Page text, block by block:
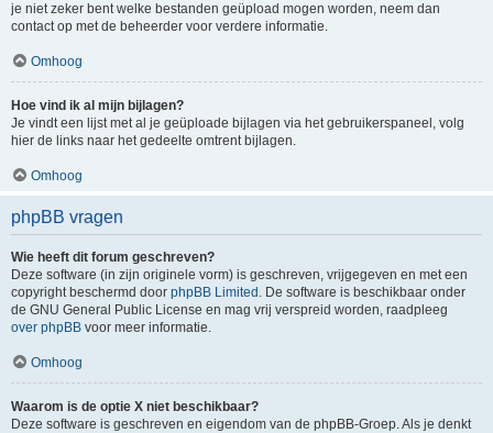
je niet zeker bent welke bestanden geüpload mogen worden, neem dan
contact op met de beheerder voor verdere informatie.
Omhoog
Hoe vind ik al mijn bijlagen?
Je vindt een lijst met al je geüploade bijlagen via het gebruikerspaneel, volg
hier de links naar het gedeelte omtrent bijlagen.
Omhoog
phpBB vragen
Wie heeft dit forum geschreven?
Deze software (in zijn originele vorm) is geschreven, vrijgegeven en met een
copyright beschermd door phpBB Limited . De software is beschikbaar onder
de GNU General Public License en mag vrij verspreid worden, raadpleeg
over phpBB voor meer informatie.
Omhoog
Waarom is de optie X niet beschikbaar?
Deze software is geschreven en eigendom van de phpBB-Groep. Als je denkt